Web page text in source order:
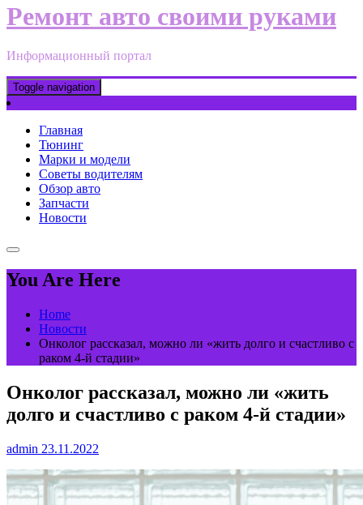
Ремонт авто своими руками
Информационный портал
Toggle navigation
Главная
Тюнинг
Марки и модели
Советы водителям
Обзор авто
Запчасти
Новости
You Are Here
Home
Новости
Онколог рассказал, можно ли «жить долго и счастливо с
раком 4-й стадии»
Онколог рассказал, можно ли «жить
долго и счастливо с раком 4-й стадии»
admin 23.11.2022